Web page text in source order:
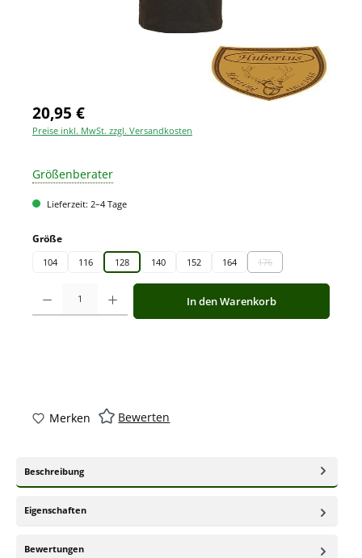
20,95 €
Preise inkl. MwSt. zzgl. Versandkosten
Größenberater
Lieferzeit: 2–4 Tage
Größeauswählen
104 116 128 140 152 164 176
(Diese Option ist zurzeit
Produkt Anzahl: Gib den gewünschten Wert ein oder benutze die
In den Warenkorb
Merken Bewerten
Beschreibung
Eigenschaften
Bewertungen